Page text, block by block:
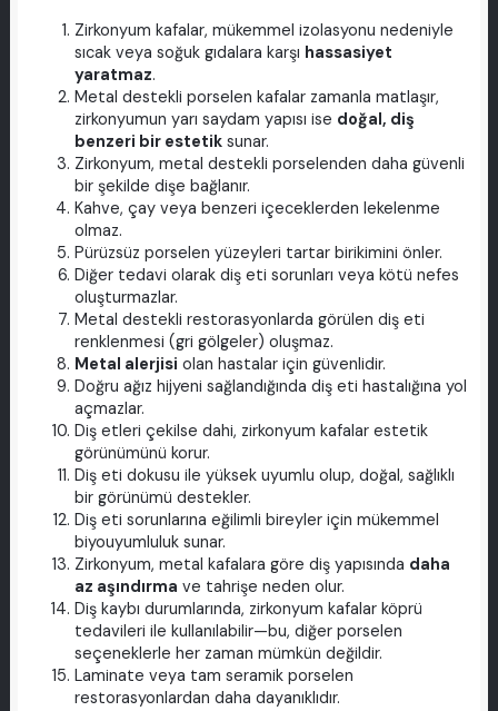
Zirkonyum kafalar, mükemmel izolasyonu nedeniyle
sıcak veya soğuk gıdalara karşı hassasiyet
yaratmaz.
Metal destekli porselen kafalar zamanla matlaşır,
zirkonyumun yarı saydam yapısı ise doğal, diş
benzeri bir estetiksunar.
Zirkonyum, metal destekli porselenden daha güvenli
bir şekilde dişe bağlanır.
Kahve, çay veya benzeri içeceklerden lekelenme
olmaz.
Pürüzsüz porselen yüzeyleri tartar birikimini önler.
Diğer tedavi olarak diş eti sorunları veya kötü nefes
oluşturmazlar.
Metal destekli restorasyonlarda görülen diş eti
renklenmesi (gri gölgeler) oluşmaz.
Metal alerjisi olan hastalar için güvenlidir.
Doğru ağız hijyeni sağlandığında diş eti hastalığına yol
açmazlar.
Diş etleri çekilse dahi, zirkonyum kafalar estetik
görünümünü korur.
Diş eti dokusu ile yüksek uyumlu olup, doğal, sağlıklı
bir görünümü destekler.
Diş eti sorunlarına eğilimli bireyler için mükemmel
biyouyumluluk sunar.
Zirkonyum, metal kafalara göre diş yapısında daha
az aşındırma ve tahrişe neden olur.
Diş kaybı durumlarında, zirkonyum kafalar köprü
tedavileri ile kullanılabilir—bu, diğer porselen
seçeneklerle her zaman mümkün değildir.
Laminate veya tam seramik porselen
restorasyonlardan daha dayanıklıdır.